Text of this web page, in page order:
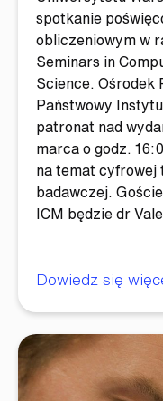
spotkanie
obliczeniowym w
Seminars in
Science.
Państwowy
patronat nad
marca o godz.
na temat
badawczej.
ICM będzie dr
Dowiedz się